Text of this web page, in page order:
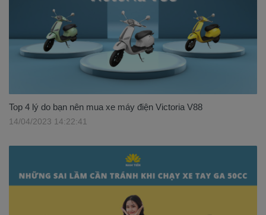
Top 4 lý do bạn nên mua xe máy điện Victoria V88
14/04/2023 14:22:41